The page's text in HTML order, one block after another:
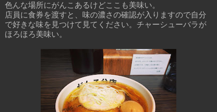
色んな場所にがんこあるけどここも美味い。
店員に食券を渡すと、味の濃さの確認が入りますので自分
で好きな味を見つけて見てください。チャーシューバラが
ほろほろ美味い。